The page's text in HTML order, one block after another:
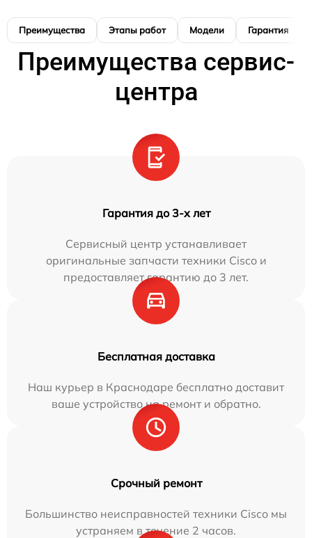
Преимущества Этапы работ Модели Гарантия
Преимущества сервис-
центра
Гарантия до 3-х лет
Сервисный центр устанавливает
оригинальные запчасти техники Cisco и
предоставляет гарантию до 3 лет.
Бесплатная доставка
Наш курьер в Краснодаре бесплатно доставит
ваше устройство на ремонт и обратно.
Срочный ремонт
Большинство неисправностей техники Cisco мы
устраняем в течение 2 часов.